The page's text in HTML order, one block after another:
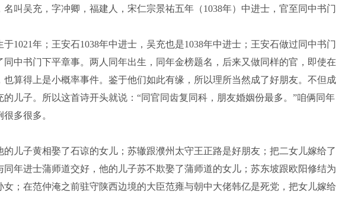
叫吴充，字冲卿，福建人，宋仁宗景祐五年（1038年）中进士，官至同中书门
1021年；王安石1038年中进士，吴充也是1038年中进士；王安石做过同中书门
中书门下平章事。两人同年出生，同年金榜题名，后来又做同样的官，即使在
算得上是小概率事件。鉴于他们如此有缘，所以理所当然成了好朋友。不但成
儿子。所以这首诗开头就说：“同官同齿复同科，朋友婚姻份最多。”咱俩同年
多很多。
儿子黄相娶了石谅的女儿；苏辙跟濮州太守王正路是好朋友；把二女儿嫁给了
年进士蒲师道交好，他的儿子苏不欺娶了蒲师道的女儿；苏东坡跟欧阳修结为
；在范仲淹之前驻守陕西边境的大臣范雍与朝中大佬韩亿是死党，把女儿嫁给